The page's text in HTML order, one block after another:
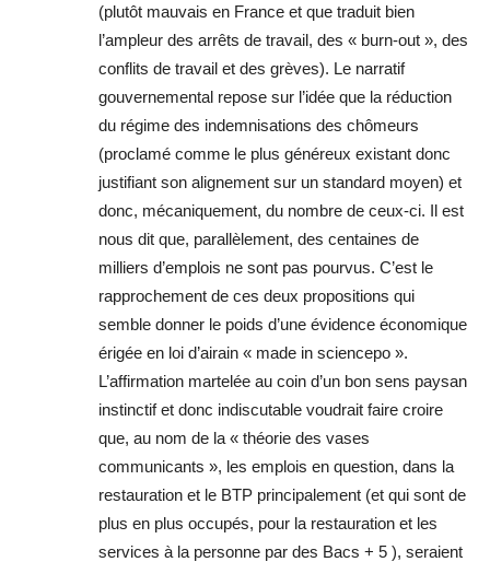
(plutôt mauvais en France et que traduit bien
l’ampleur des arrêts de travail, des « burn-out », des
conflits de travail et des grèves). Le narratif
gouvernemental repose sur l’idée que la réduction
du régime des indemnisations des chômeurs
(proclamé comme le plus généreux existant donc
justifiant son alignement sur un standard moyen) et
donc, mécaniquement, du nombre de ceux-ci. Il est
nous dit que, parallèlement, des centaines de
milliers d’emplois ne sont pas pourvus. C’est le
rapprochement de ces deux propositions qui
semble donner le poids d’une évidence économique
érigée en loi d’airain « made in sciencepo ».
L’affirmation martelée au coin d’un bon sens paysan
instinctif et donc indiscutable voudrait faire croire
que, au nom de la « théorie des vases
communicants », les emplois en question, dans la
restauration et le BTP principalement (et qui sont de
plus en plus occupés, pour la restauration et les
services à la personne par des Bacs + 5 ), seraient